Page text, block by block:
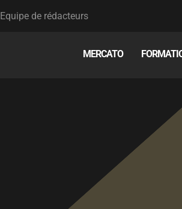
Equipe de rédacteurs
MERCATO